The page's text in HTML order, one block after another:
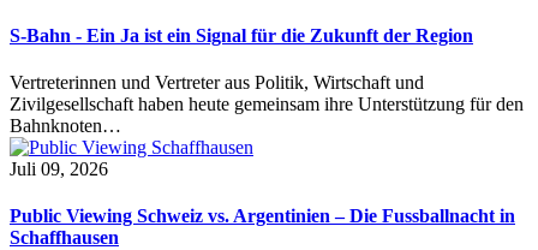
S-Bahn - Ein Ja ist ein Signal für die Zukunft der Region
Vertreterinnen und Vertreter aus Politik, Wirtschaft und
Zivilgesellschaft haben heute gemeinsam ihre Unterstützung für den
Bahnknoten…
Juli 09, 2026
Public Viewing Schweiz vs. Argentinien – Die Fussballnacht in
Schaffhausen